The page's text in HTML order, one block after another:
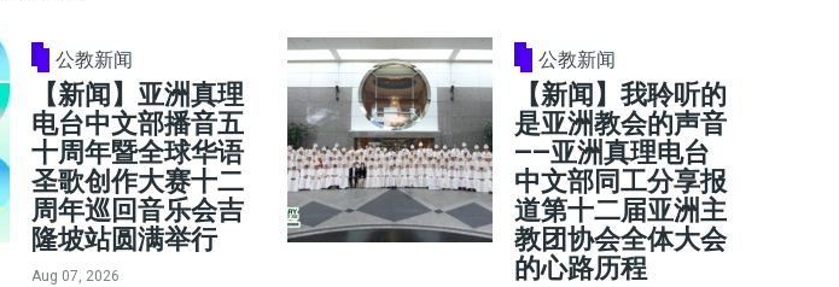
公教新闻
【新闻】亚洲真理
电台中文部播音五
十周年暨全球华语
圣歌创作大赛十二
周年巡回音乐会吉
隆坡站圆满举行
Aug 07, 2026
公教新闻
【新闻】我聆听的
是亚洲教会的声音
——亚洲真理电台
中文部同工分享报
道第十二届亚洲主
教团协会全体大会
的心路历程